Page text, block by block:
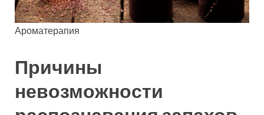
Ароматерапия
Причины
невозможности